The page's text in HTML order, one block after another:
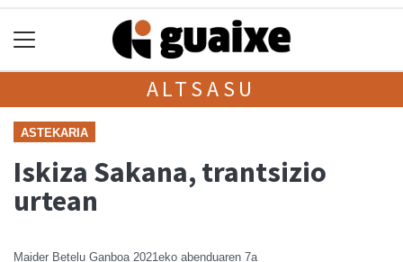
ALTSASU
ASTEKARIA
Iskiza Sakana, trantsizio
urtean
Maider Betelu Ganboa 2021eko abenduaren 7a